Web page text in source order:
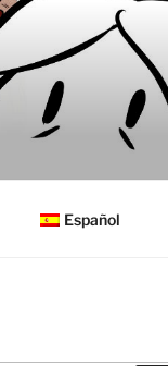
Español